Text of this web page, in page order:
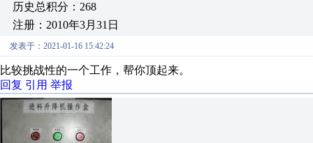
历史总积分：268
注册：2010年3月31日
发表于：2021-01-16 15:42:24
比较挑战性的一个工作，帮你顶起来。
回复 引用 举报